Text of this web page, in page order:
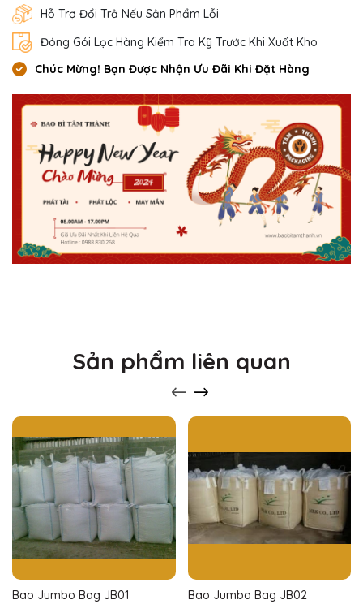
Hỗ Trợ Đổi Trả Nếu Sản Phẩm Lỗi
Đóng Gói Lọc Hàng Kiểm Tra Kỹ Trước Khi Xuất Kho
Chúc Mừng! Bạn Được Nhận Ưu Đãi Khi Đặt Hàng
Sản phẩm liên quan
Bao Jumbo Bag JB01 Bao Jumbo Bag JB02